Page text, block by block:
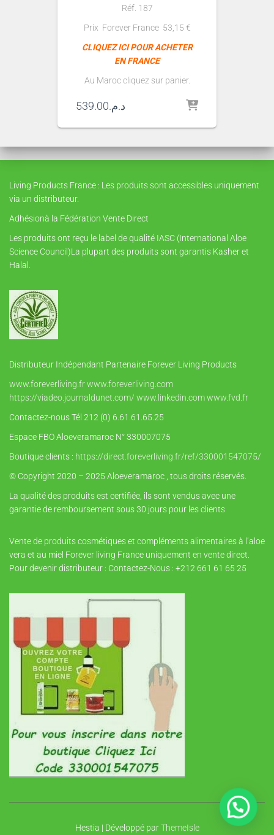
Réf. 187
Prix Forever France 53,15 €
CLIQUEZ ICI POUR ACHETER
EN FRANCE
Au Maroc cliquez sur panier.
د.م.539.00
Living Products France : Les produits sont accessibles uniquement
via un distributeur.
Adhésionà la Fédération Vente Direct
Les produits ont reçu le label de qualité IASC (International Aloe
Science Council)La plupart des produits sont garantis Kasher et
Halal.
Distributeur Indépendant Partenaire Forever Living Products
www.foreverliving.frwww.foreverliving.com
https://viadeo.journaldunet.com/ www.linkedin.comwww.fvd.fr
Contactez-nous Tél 212 (0) 6.61.61.65.25
Espace FBO Aloeveramaroc N° 330007075
Boutique clients : https://direct.foreverliving.fr/ref/330001547075/
© Copyright 2020 – 2025 Aloeveramaroc , tous droits réservés.
La qualité des produits est certifiée, ils sont vendus avec une
garantie de remboursement sous 30 jours pour les clients
Vente de produits cosmétiques et compléments alimentaires à l’aloe
vera et au miel Forever living France uniquement en vente direct.
Pour devenir distributeur : Contactez-Nous : +212 661 61 65 25
Hestia | Développé parThemeIsle